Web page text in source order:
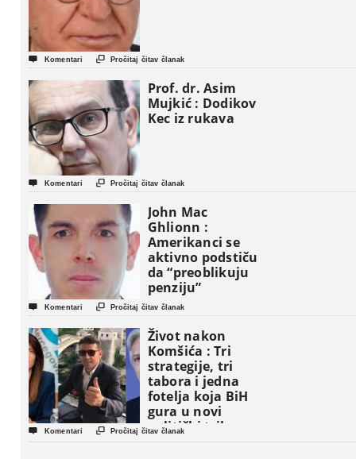
 Komentari  Pročitaj čitav članak
Prof. dr. Asim
Mujkić : Dodikov
Kec iz rukava
 Komentari  Pročitaj čitav članak
John Mac
Ghlionn :
Amerikanci se
aktivno podstiču
da “preoblikuju
penziju”
 Komentari  Pročitaj čitav članak
Život nakon
Komšića : Tri
strategije, tri
tabora i jedna
fotelja koja BiH
gura u novi
politički triler
 Komentari  Pročitaj čitav članak